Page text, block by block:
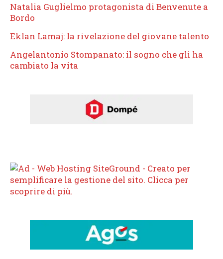
Natalia Guglielmo protagonista di Benvenute a
Bordo
Eklan Lamaj: la rivelazione del giovane talento
Angelantonio Stompanato: il sogno che gli ha
cambiato la vita